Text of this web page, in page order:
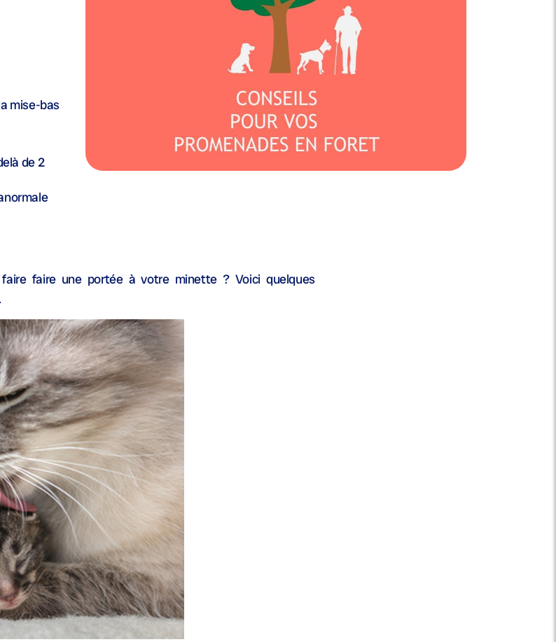
mise-bas
de 2
faire une portée à votre minette ? Voici quelques